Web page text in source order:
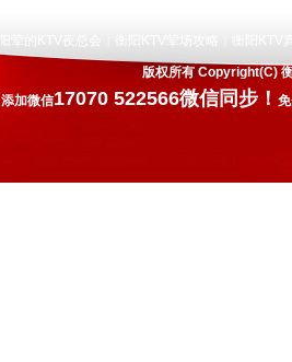
版权所有 Copyright(C)
添加微信17070 522566微信同步！